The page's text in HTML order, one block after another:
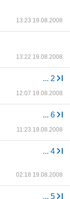
13:23 19.08.2008
13:22 19.08.2008
... 2
12:07 19.08.2008
... 6
11:23 19.08.2008
... 4
02:18 19.08.2008
... 5